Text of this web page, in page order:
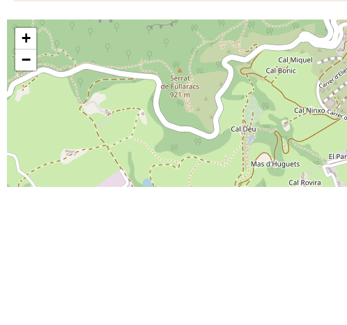
+
−